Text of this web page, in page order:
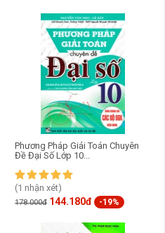
Phương Pháp Giải Toán Chuyên
Đề Đại Số Lớp 10...
(1 nhận xét)
178.000đ 144.180đ -19%